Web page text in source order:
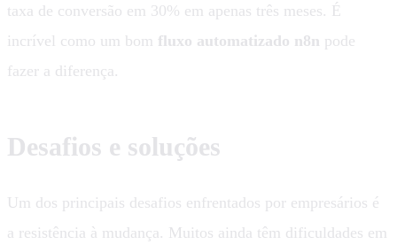
taxa de conversão em 30% em apenas três meses. É
incrível como um bom fluxo automatizado n8n pode
fazer a diferença.
Desafios e soluções
Um dos principais desafios enfrentados por empresários é
a resistência à mudança. Muitos ainda têm dificuldades em